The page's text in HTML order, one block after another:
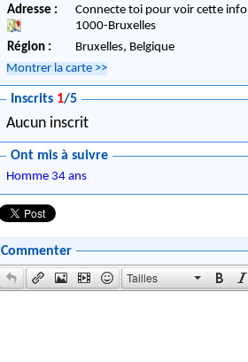
Adresse :
Connecte toi pour voir cette info
1000-Bruxelles
Région :
Bruxelles, Belgique
Montrer la carte >>
Inscrits 1/5
Aucun inscrit
Ont mis à suivre
Homme 34 ans
Commenter
Tailles